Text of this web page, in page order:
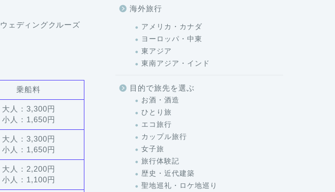
ウェディングクルーズ
乗船料
大人：3,300円
小人：1,650円
大人：3,300円
小人：1,650円
大人：2,200円
小人：1,100円
海外旅行
アメリカ・カナダ
ヨーロッパ・中東
東アジア
東南アジア・インド
目的で旅先を選ぶ
お酒・酒造
ひとり旅
エコ旅行
カップル旅行
女子旅
旅行体験記
歴史・近代建築
聖地巡礼・ロケ地巡り